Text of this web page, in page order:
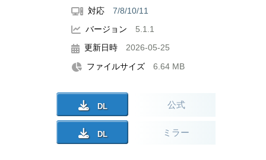
対応 7/8/10/11
バージョン 5.1.1
更新日時 2026-05-25
ファイルサイズ 6.64 MB
公式
ミラー